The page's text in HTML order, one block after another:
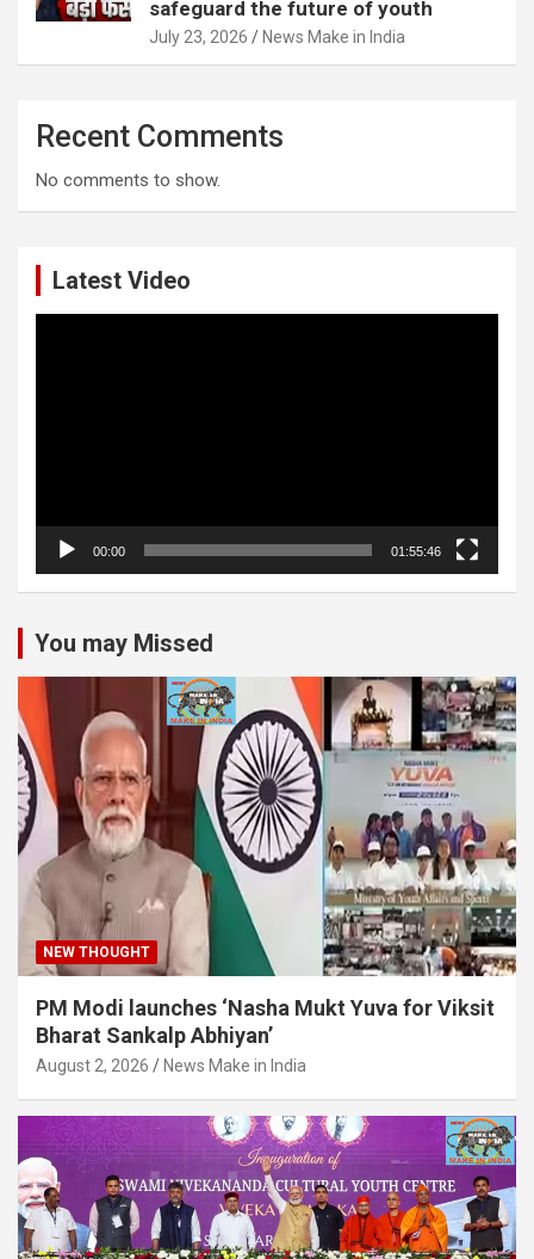
safeguard the future of youth
July 23, 2026 News Make in India
Recent Comments
No comments to show.
Latest Video
00:00 01:55:46
You may Missed
NEW THOUGHT
PM Modi launches ‘Nasha Mukt Yuva for Viksit
Bharat Sankalp Abhiyan’
August 2, 2026 News Make in India